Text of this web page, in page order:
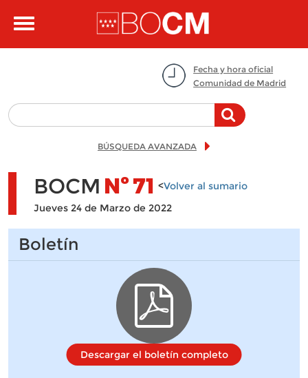
Toggle
Fecha y hora oficial
Comunidad de Madrid
BÚSQUEDA AVANZADA
BOCM Nº71 <Volver al sumario
Jueves 24 de Marzo de 2022
Boletín
Descargar el boletín completo